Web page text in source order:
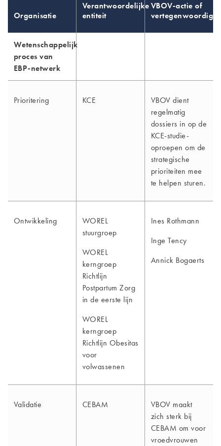
Organisatie
Verantwoordelijke
entiteit
VBOV-actie of
Wetenschappelijk
proces van
EBP-netwerk
Prioritering KCE
VBOV dient
regelmatig
dossiers in op de
KCE-studie-
oproepen om de
strategische
prioriteiten mee
te helpen sturen.
Ontwikkeling
WOREL
stuurgroep
WOREL
kerngroep
Richtlijn
Postpartum Zorg
in de eerste lijn
WOREL
kerngroep
Richtlijn Obesitas
voor
volwassenen
Ines Rothmann
Inge Tency
Annick Bogaerts
Validatie CEBAM
VBOV maakt
zich sterk bij
CEBAM om voor
vroedvrouwen